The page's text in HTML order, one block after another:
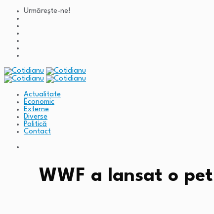
Urmărește-ne!
Actualitate
Economic
Externe
Diverse
Politică
Contact
WWF a lansat o